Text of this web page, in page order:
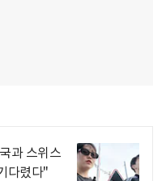
과 스위스
다렸다"